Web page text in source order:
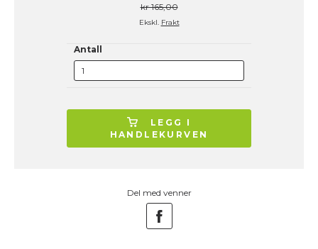
kr 165,00
Ekskl. Frakt
Antall
LEGG I
HANDLEKURVEN
Del med venner